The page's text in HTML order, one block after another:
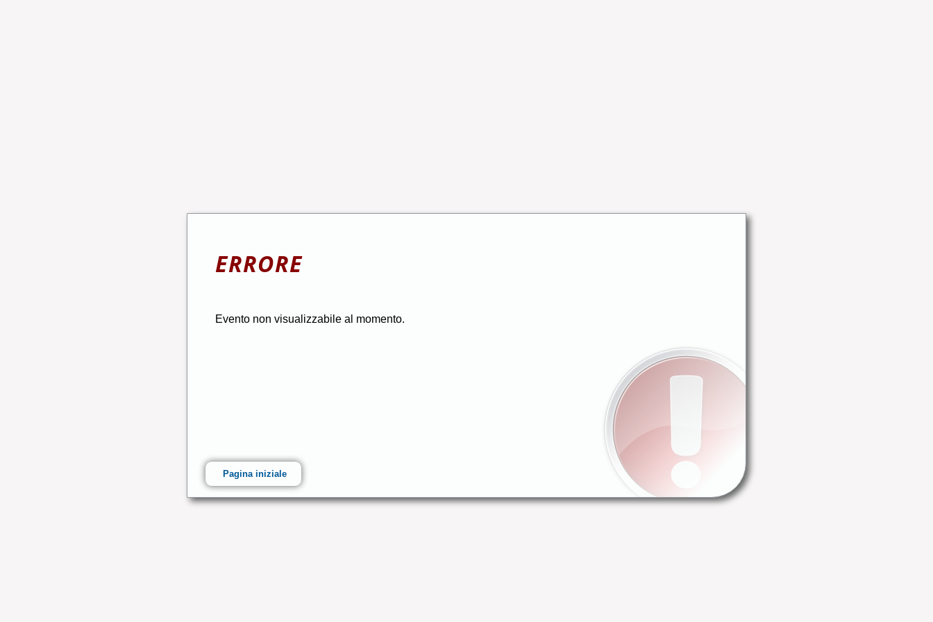
ERRORE
Evento non visualizzabile al momento.